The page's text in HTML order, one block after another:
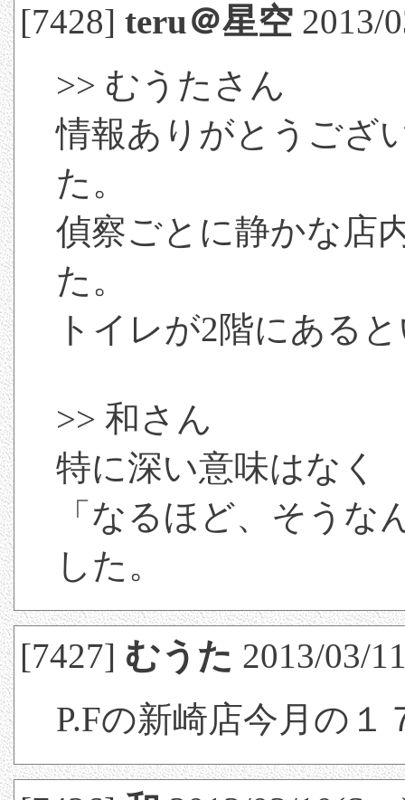
[7428]teru＠星空 2013/
>> むうたさん
情報ありがとうござ
た。
偵察ごとに静かな店
た。
トイレが2階にある
>> 和さん
特に深い意味はなく
「なるほど、そう
した。
[7427] むうた 2013/03/
P.Fの新崎店今月の